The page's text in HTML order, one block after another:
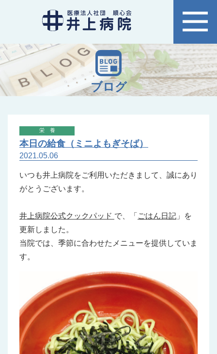
ブログ
栄養
本日の給食（ミニよもぎそば）
2021.05.06
いつも井上病院をご利用いただきまして、誠にあり
がとうございます。
井上病院公式クックパッド で、「 ごはん日記 」を
更新しました。
当院では、季節に合わせたメニューを提供していま
す。